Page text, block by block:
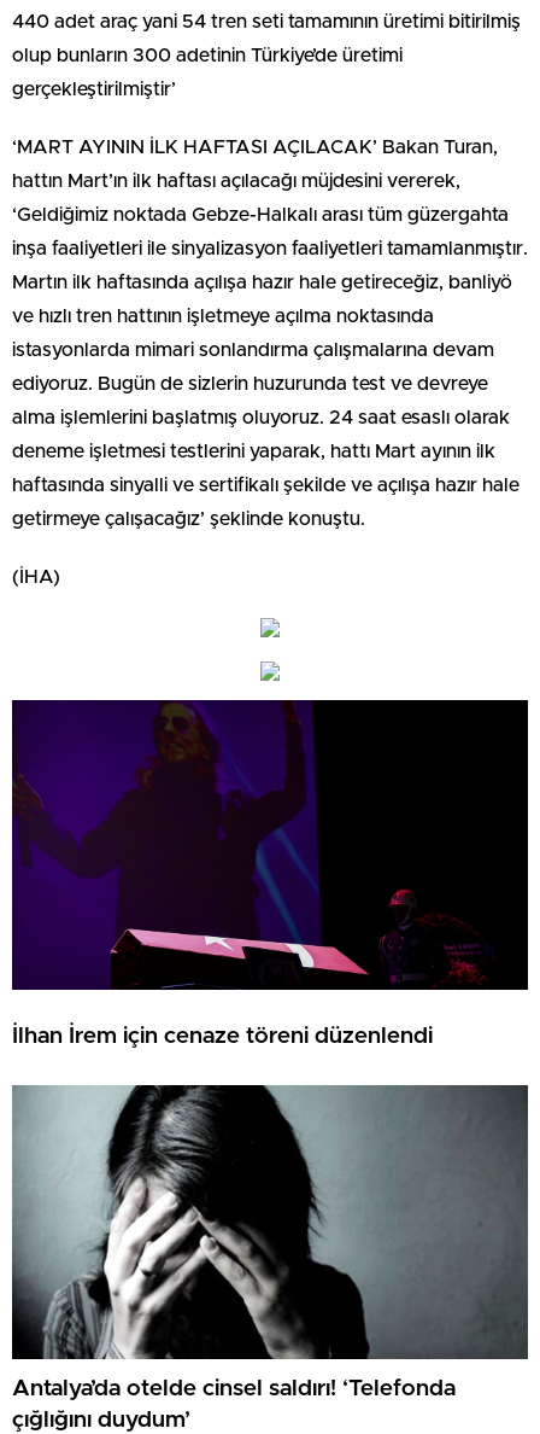
440 adet araç yani 54 tren seti tamamının üretimi bitirilmiş
olup bunların 300 adetinin Türkiye’de üretimi
gerçekleştirilmiştir’
‘MART AYININ İLK HAFTASI AÇILACAK’ Bakan Turan,
hattın Mart’ın ilk haftası açılacağı müjdesini vererek,
‘Geldiğimiz noktada Gebze-Halkalı arası tüm güzergahta
inşa faaliyetleri ile sinyalizasyon faaliyetleri tamamlanmıştır.
Martın ilk haftasında açılışa hazır hale getireceğiz, banliyö
ve hızlı tren hattının işletmeye açılma noktasında
istasyonlarda mimari sonlandırma çalışmalarına devam
ediyoruz. Bugün de sizlerin huzurunda test ve devreye
alma işlemlerini başlatmış oluyoruz. 24 saat esaslı olarak
deneme işletmesi testlerini yaparak, hattı Mart ayının ilk
haftasında sinyalli ve sertifikalı şekilde ve açılışa hazır hale
getirmeye çalışacağız’ şeklinde konuştu.
(İHA)
İlhan İrem için cenaze töreni düzenlendi
Antalya’da otelde cinsel saldırı! ‘Telefonda
çığlığını duydum’